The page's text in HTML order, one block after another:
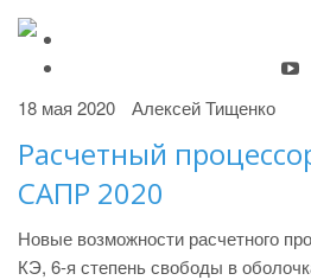
18 мая 2020 Алексей Тищенко
Расчетный
САПР 2020
Новые возможности расчетного
КЭ, 6-я степень свободы в